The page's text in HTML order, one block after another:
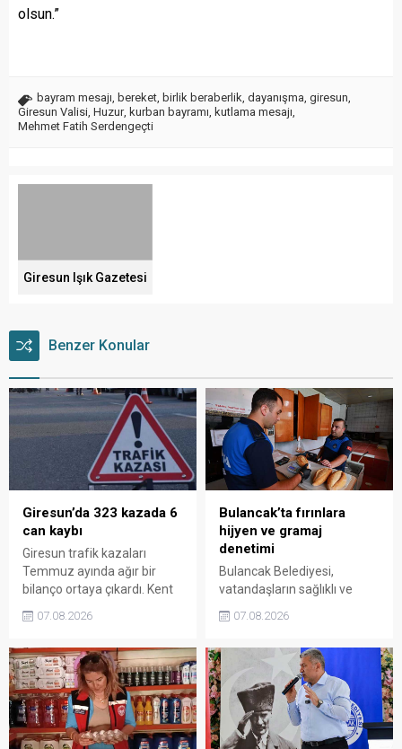
olsun.”
bayram mesajı, bereket, birlik beraberlik, dayanışma, giresun,
Giresun Valisi, Huzur, kurban bayramı, kutlama mesajı,
Mehmet Fatih Serdengeçti
Giresun Işık Gazetesi
Benzer Konular
Giresun’da 323 kazada 6
can kaybı
Giresun trafik kazaları
Temmuz ayında ağır bir
bilanço ortaya çıkardı. Kent
323 kazada 6 kişi yaşamını
Yedi aylık toplamda ise can
kaybı 24’e, yaralı sayısı bin
226’ya yükseldi.
07.08.2026
Bulancak’ta fırınlara
hijyen ve gramaj
denetimi
Bulancak Belediyesi,
vatandaşların sağlıklı ve
amacıyla ilçe genelindeki
artırdı. Ekipler, ekmek
gramajından hijyen
şartlarına kadar birçok
başlığı tek tek kontrol etti.
07.08.2026